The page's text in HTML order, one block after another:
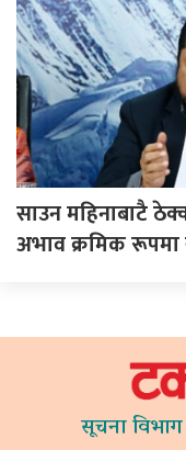
साउन महिनाबाटै
अभाव क्रमिक रूपमा
सूचना